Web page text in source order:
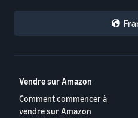
Vendre sur Amazon
Comment commencer à
vendre sur Amazon